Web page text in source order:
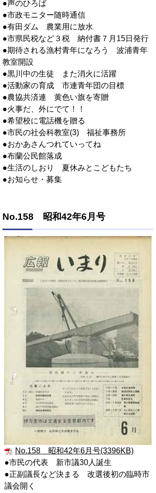
●声のひろば
●市政モニター随時通信
●有田ダム 農業用に放水
●市県民税など３税 納付書７月15日発行
●期待される漁村青年になろう 波浦青年
教室開設
●黒川中の生徒 また消火に活躍
●活動家の育成 市連青年団の目標
●農協共済連 黄色い旗を寄贈
●火事だ、外にでて！！
●希望校に電話機を贈る
●市民の社会科教室(3) 福祉事務所
●おかあさんつれていってね
●布蘭公民館落成
●生活のしおり 夏休みとこどもたち
●お知らせ・募集
No.158 昭和42年6月号
No.158 昭和42年6月号(3396KB)
●市民の代表 新市議30人誕生
●正副議長など決まる 改選後初の臨時市
議会開く